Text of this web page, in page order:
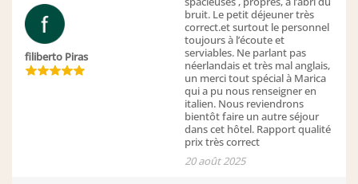
filiberto Piras
bruit. Le petit déjeuner très
correct.et surtout le personnel
toujours à l’écoute et
serviables. Ne parlant pas
néerlandais et très mal anglais,
un merci tout spécial à Marica
qui a pu nous renseigner en
italien. Nous reviendrons
bientôt faire un autre séjour
dans cet hôtel. Rapport qualité
prix très correct
20 août 2025